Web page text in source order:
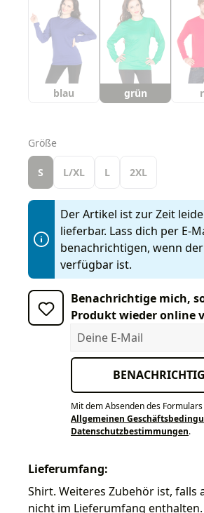
blau grün
Größe
S L/XL L 2XL
Der Artikel ist zur Zeit
lieferbar. Lass dich per E-
benachrichtigen, wenn
verfügbar ist.
Benachrichtige mich,
Produkt wieder online
Deine E-Mail
Mit dem Absenden des
Allgemeinen
Datenschutzbestimmungen.
Lieferumfang:
Shirt. Weiteres Zubehör ist, falls
nicht im Lieferumfang enthalten.